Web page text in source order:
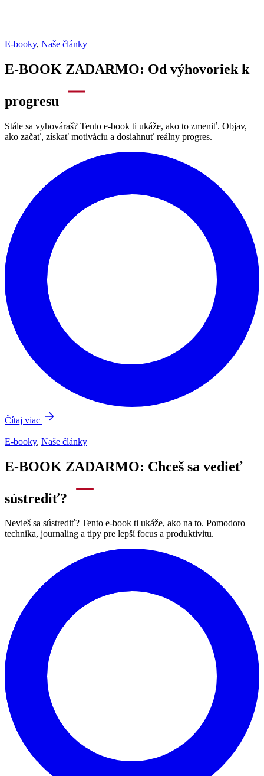
E-booky, Naše články
E-BOOK ZADARMO: Od výhovoriek k
progresu
Stále sa vyhováraš? Tento e-book ti ukáže, ako to zmeniť. Objav,
ako začať, získať motiváciu a dosiahnuť reálny progres.
Čítaj viac
E-booky, Naše články
E-BOOK ZADARMO: Chceš sa vedieť
sústrediť?
Nevieš sa sústrediť? Tento e-book ti ukáže, ako na to. Pomodoro
technika, journaling a tipy pre lepší focus a produktivitu.